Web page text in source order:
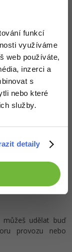
funkcí
využíváme
web používáte,
inzerci a
s
nebo které
služby.
detaily
funkce.
udělat buď
provozu nebo